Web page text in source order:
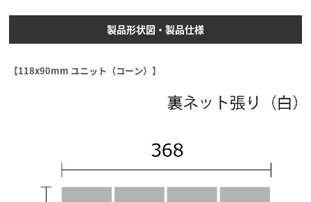
製品形状図・製品仕様
【118x90mm ユニット（コーン）】